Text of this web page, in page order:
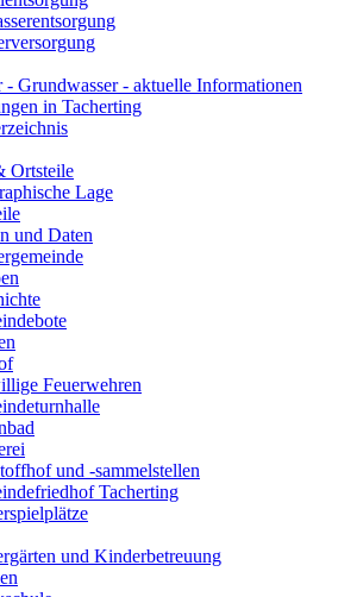
- Grundwasser - aktuelle Informationen
in Tacherting
Ortsteile
Lage
und Daten
Feuerwehren
und -sammelstellen
Tacherting
und Kinderbetreuung